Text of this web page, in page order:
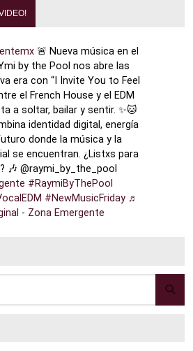
🚨 Nueva música en el
by the Pool nos abre las
era con “I Invite You to Feel
el French House y el EDM
a soltar, bailar y sentir. ✨🐱
identidad digital, energía
donde la música y la
se encuentran. ¿Listxs para
🎶 @raymi_by_the_pool
#RaymiByThePool
#NewMusicFriday ♬
- Zona Emergente